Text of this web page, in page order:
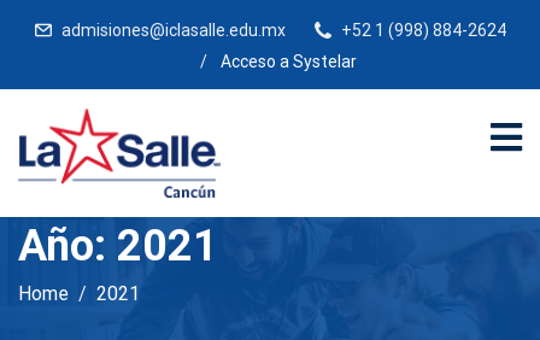
admisiones@iclasalle.edu.mx
+52 1 (998) 884-2624
/
Acceso a Systelar
Año: 2021
Home 2021